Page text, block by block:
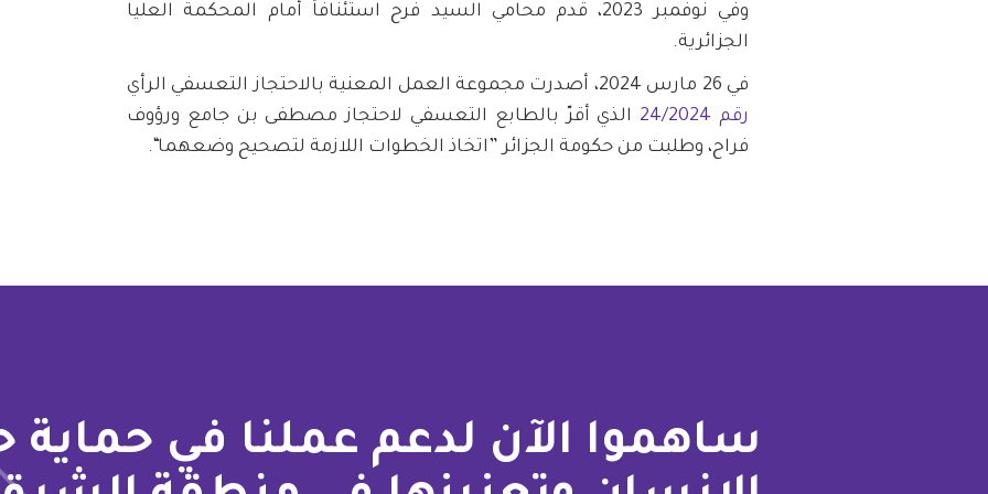
وفي نوفمبر 2023، قدم محامي السيد فرح استئنافاً أمام المحكمة العليا
الجزائرية.
في 26 مارس 2024، أصدرت مجموعة العمل المعنية بالاحتجاز التعسفي الرأي
رقم 24/2024
الذي أقرّ بالطابع التعسفي لاحتجاز مصطفى بن جامع ورؤوف
فراح، وطلبت من حكومة الجزائر ”اتخاذ الخطوات اللازمة لتصحيح وضعهما“.
ساهموا الآن لدعم عملنا في